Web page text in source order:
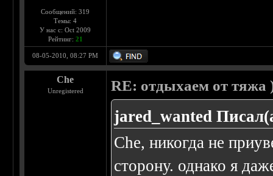
Сообщений: 319
Темы: 4
У нас с: Oct 2009
Рейтинг: 21
08-05-2010, 08:27 PM
Che
Unregistered RE: отдыхаем от тяжа
jared_wanted
Che, никогда не
сторону. однако я